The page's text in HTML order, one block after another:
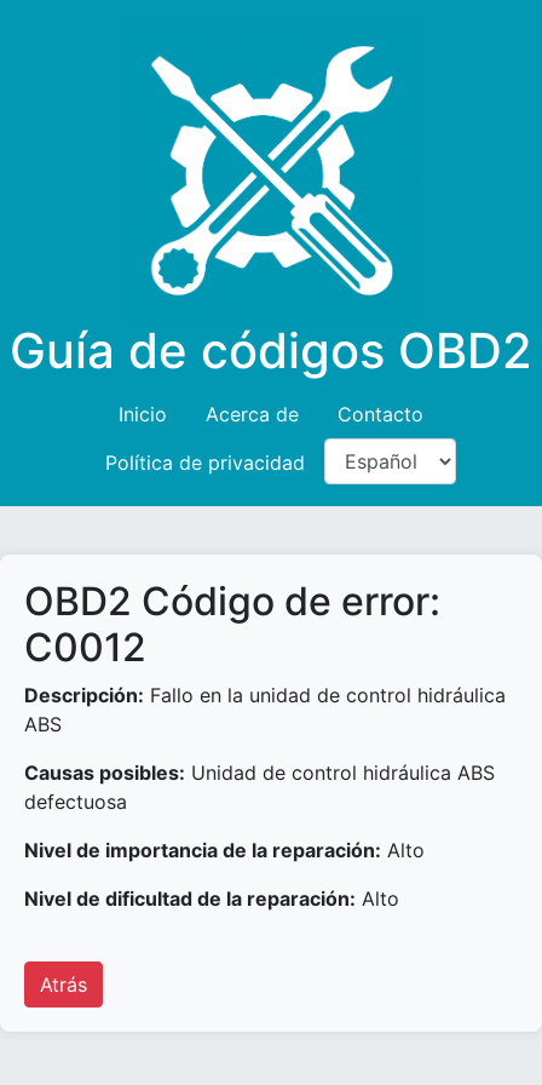
Guía de códigos OBD2
Inicio Acerca de
Contacto
Política de privacidad
OBD2 Código de error:
C0012
Descripción: Fallo en la unidad de control hidráulica
ABS
Causas posibles: Unidad de control hidráulica ABS
defectuosa
Nivel de importancia de la reparación: Alto
Nivel de dificultad de la reparación: Alto
Atrás